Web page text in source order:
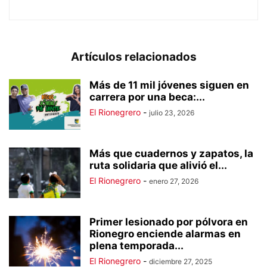
Artículos relacionados
Más de 11 mil jóvenes siguen en
carrera por una beca:...
El Rionegrero - julio 23, 2026
Más que cuadernos y zapatos, la
ruta solidaria que alivió el...
El Rionegrero - enero 27, 2026
Primer lesionado por pólvora en
Rionegro enciende alarmas en
plena temporada...
El Rionegrero - diciembre 27, 2025